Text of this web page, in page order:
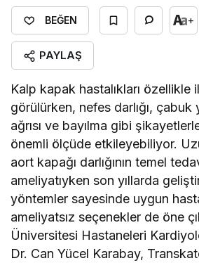
BEĞEN +
PAYLAŞ
Kalp kapak hastalıkları özellikle
görülürken, nefes darlığı,
ağrısı ve bayılma gibi
önemli ölçüde etkileyebiliyor.
aort kapağı darlığının temel
ameliyatıyken son yıllarda
yöntemler sayesinde uygun
ameliyatsız seçenekler de öne
Üniversitesi Hastaneleri
Dr. Can Yücel Karabay,